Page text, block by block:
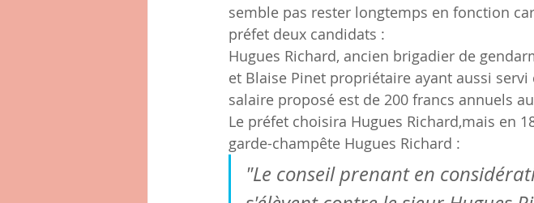
semble pas rester longtemps en fonction
préfet deux candidats :
Hugues Richard, ancien brigadier de
et Blaise Pinet propriétaire ayant aussi
salaire proposé est de 200 francs annuels
Le préfet choisira Hugues Richard,mais en
garde-champête Hugues Richard :
"Le conseil prenant en